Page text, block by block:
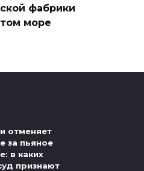
фабрики
море
отменяет
за пьяное
в каких
признают